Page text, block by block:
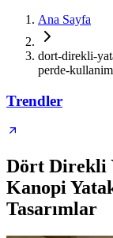
Ana Sayfa
dort-direkli-
perde-
Trendler
Dört Direkli
Kanopi
Tasarımlar